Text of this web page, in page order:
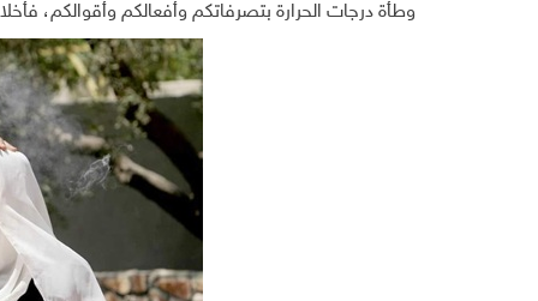
وطأة درجات الحرارة بتصرفاتكم وأفعالكم وأقوالكم،